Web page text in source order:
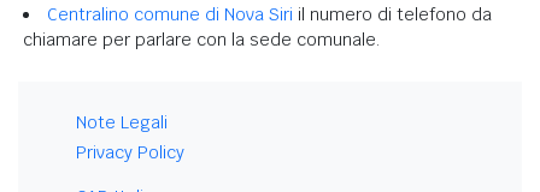
Centralino comune di Nova Siri il numero di telefono da
chiamare per parlare con la sede comunale.
Note Legali
Privacy Policy